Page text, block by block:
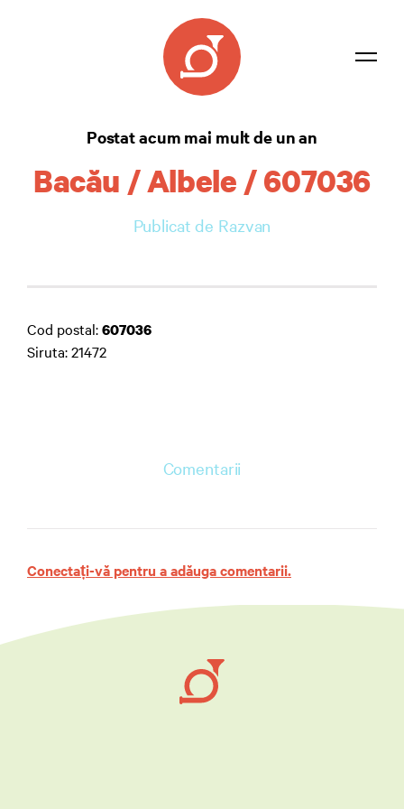
Contact
Autentificare
Postat acum mai mult de un an
Bacău / Albele / 607036
Publicat de Razvan
Cod postal:607036
Siruta: 21472
Comentarii
Conectați-vă pentru a adăuga comentarii.